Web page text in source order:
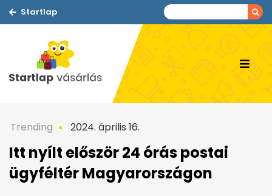
Startlap
Trending 2024. április 16.
Itt nyílt először 24 órás postai
ügyféltér Magyarországon